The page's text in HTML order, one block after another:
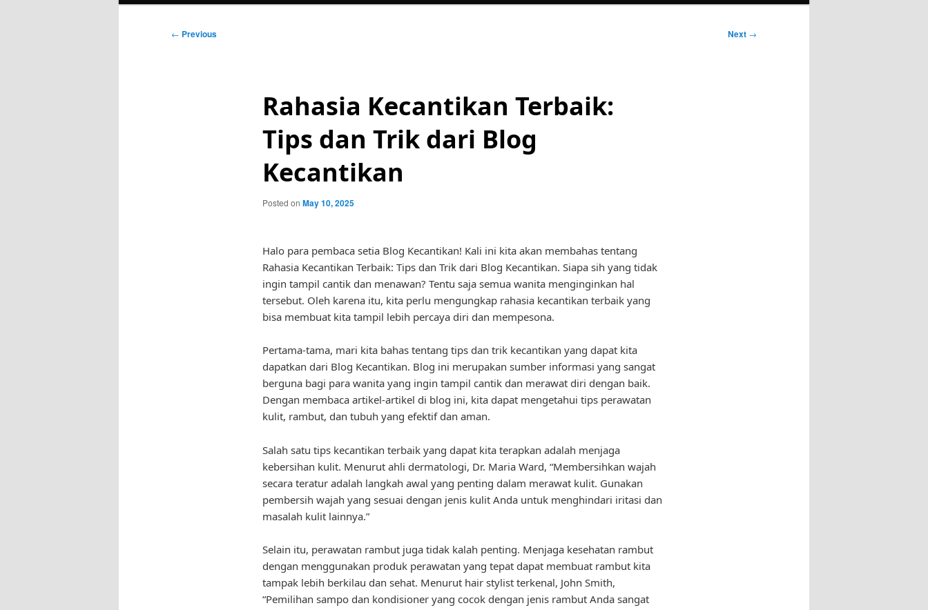
Post
← Previous Next →
Rahasia Kecantikan Terbaik:
Tips dan Trik dari Blog
Kecantikan
Posted on May 10, 2025
Halo para pembaca setia Blog Kecantikan! Kali ini kita akan membahas tentang
Rahasia Kecantikan Terbaik: Tips dan Trik dari Blog Kecantikan. Siapa sih yang tidak
ingin tampil cantik dan menawan? Tentu saja semua wanita menginginkan hal
tersebut. Oleh karena itu, kita perlu mengungkap rahasia kecantikan terbaik yang
bisa membuat kita tampil lebih percaya diri dan mempesona.
Pertama-tama, mari kita bahas tentang tips dan trik kecantikan yang dapat kita
dapatkan dari Blog Kecantikan. Blog ini merupakan sumber informasi yang sangat
berguna bagi para wanita yang ingin tampil cantik dan merawat diri dengan baik.
Dengan membaca artikel-artikel di blog ini, kita dapat mengetahui tips perawatan
kulit, rambut, dan tubuh yang efektif dan aman.
Salah satu tips kecantikan terbaik yang dapat kita terapkan adalah menjaga
kebersihan kulit. Menurut ahli dermatologi, Dr. Maria Ward, “Membersihkan wajah
secara teratur adalah langkah awal yang penting dalam merawat kulit. Gunakan
pembersih wajah yang sesuai dengan jenis kulit Anda untuk menghindari iritasi dan
masalah kulit lainnya.”
Selain itu, perawatan rambut juga tidak kalah penting. Menjaga kesehatan rambut
dengan menggunakan produk perawatan yang tepat dapat membuat rambut kita
tampak lebih berkilau dan sehat. Menurut hair stylist terkenal, John Smith,
“Pemilihan sampo dan kondisioner yang cocok dengan jenis rambut Anda sangat